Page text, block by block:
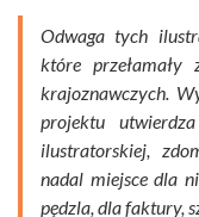
Odwaga tych
które
krajoznawczych.
projektu
ilustratorskiej,
nadal miejsce dla
pędzla, dla faktury,